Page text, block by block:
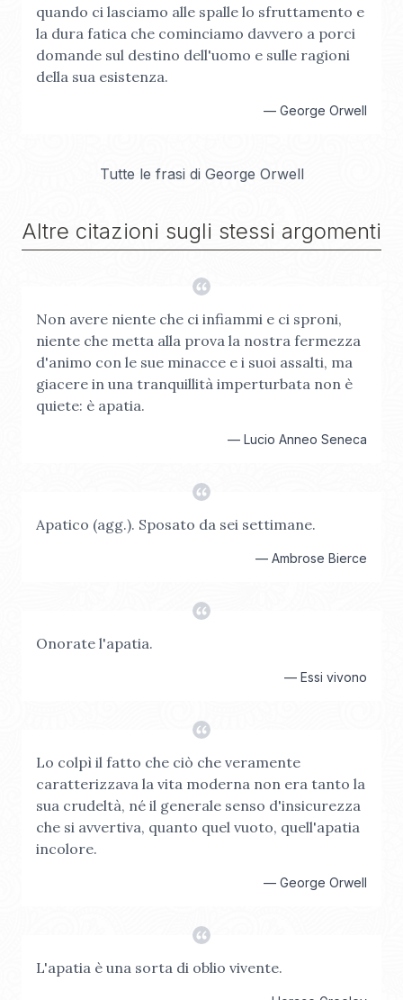
quando ci lasciamo alle spalle lo sfruttamento e
la dura fatica che cominciamo davvero a porci
domande sul destino dell'uomo e sulle ragioni
della sua esistenza.
— George Orwell
Tutte le frasi di George Orwell
Altre citazioni sugli stessi argomenti
Non avere niente che ci infiammi e ci sproni,
niente che metta alla prova la nostra fermezza
d'animo con le sue minacce e i suoi assalti, ma
giacere in una tranquillità imperturbata non è
quiete: è apatia.
— Lucio Anneo Seneca
Apatico (agg.). Sposato da sei settimane.
— Ambrose Bierce
Onorate l'apatia.
— Essi vivono
Lo colpì il fatto che ciò che veramente
caratterizzava la vita moderna non era tanto la
sua crudeltà, né il generale senso d'insicurezza
che si avvertiva, quanto quel vuoto, quell'apatia
incolore.
— George Orwell
L'apatia è una sorta di oblio vivente.